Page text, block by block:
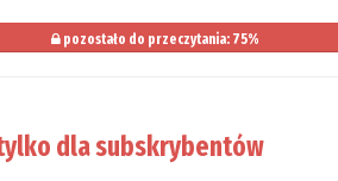
pozostało do przeczytania: 75%
dla subskrybentów